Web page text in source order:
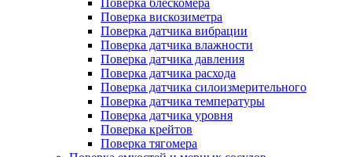
Поверка блескомера
Поверка вискозиметра
Поверка датчика вибрации
Поверка датчика влажности
Поверка датчика давления
Поверка датчика расхода
Поверка датчика силоизмерительного
Поверка датчика температуры
Поверка датчика уровня
Поверка крейтов
Поверка тягомера